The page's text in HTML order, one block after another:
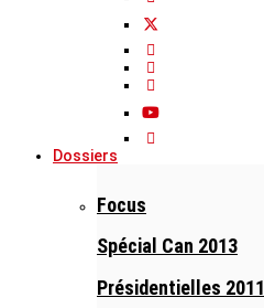
Dossiers
Focus
Spécial Can 2013
Présidentielles 2011